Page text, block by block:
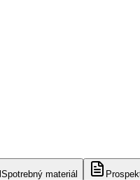
Spotrebný materiál